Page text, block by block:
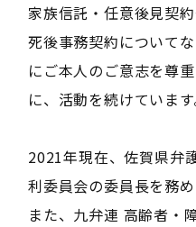
家族信託・任意後見契
死後事務契約について
にご本人のご意志を尊
に、活動を続けています
2021年現在、佐賀県弁
利委員会の委員長を務め
また、九弁連 高齢者・